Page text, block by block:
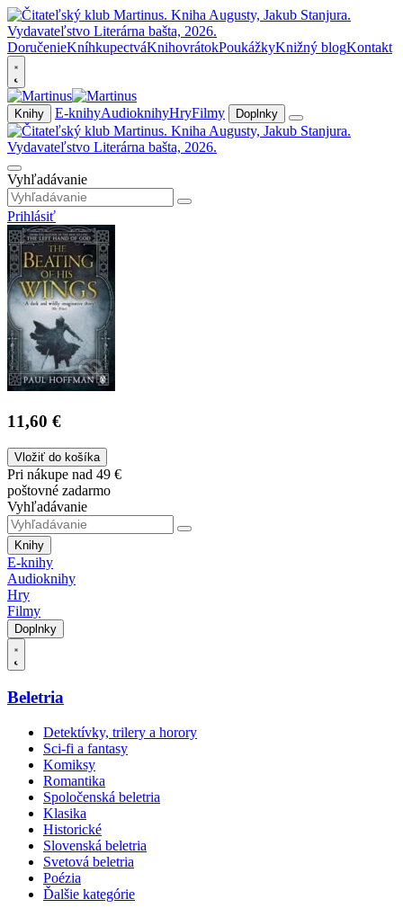
DoručenieKníhkupectváKnihovrátokPoukážkyKnižný blogKontakt
Knihy E-knihyAudioknihyHryFilmy Doplnky
Vyhľadávanie
Prihlásiť
11,60 €
Vložiť do košíka
Pri nákupe nad 49 €
poštovné zadarmo
Vyhľadávanie
Knihy
E-knihy
Audioknihy
Hry
Filmy
Doplnky
Beletria
Detektívky, trilery a horory
Sci-fi a fantasy
Komiksy
Romantika
Spoločenská beletria
Klasika
Historické
Slovenská beletria
Svetová beletria
Poézia
Ďalšie kategórie